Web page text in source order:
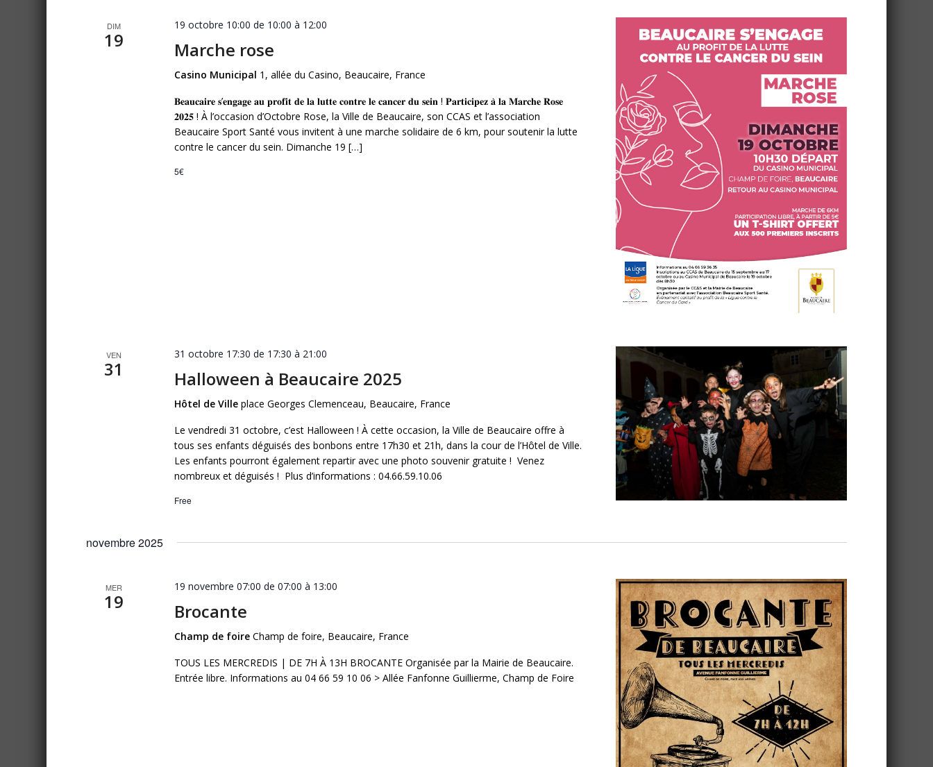
DIM
19
19 octobre 10:00 de 10:00 à 12:00
Marche rose
Casino Municipal 1, allée du Casino, Beaucaire, France
𝐁𝐞𝐚𝐮𝐜𝐚𝐢𝐫𝐞 𝐬’𝐞𝐧𝐠𝐚𝐠𝐞 𝐚𝐮 𝐩𝐫𝐨𝐟𝐢𝐭 𝐝𝐞 𝐥𝐚 𝐥𝐮𝐭𝐭𝐞 𝐜𝐨𝐧𝐭𝐫𝐞 𝐥𝐞 𝐜𝐚𝐧𝐜𝐞𝐫 𝐝𝐮 𝐬𝐞𝐢𝐧 ! 𝐏𝐚𝐫𝐭𝐢𝐜𝐢𝐩𝐞𝐳 𝐚̀ 𝐥𝐚 𝐌𝐚𝐫𝐜𝐡𝐞 𝐑𝐨𝐬𝐞
𝟐𝟎𝟐𝟓 ! À l’occasion d’Octobre Rose, la Ville de Beaucaire, son CCAS et l’association
Beaucaire Sport Santé vous invitent à une marche solidaire de 6 km, pour soutenir la lutte
contre le cancer du sein. Dimanche 19 […]
5€
VEN
31
31 octobre 17:30 de 17:30 à 21:00
Halloween à Beaucaire 2025
Hôtel de Villeplace Georges Clemenceau, Beaucaire, France
Le vendredi 31 octobre, c’est Halloween ! À cette occasion, la Ville de Beaucaire offre à
tous ses enfants déguisés des bonbons entre 17h30 et 21h, dans la cour de l’Hôtel de Ville.
Les enfants pourront également repartir avec une photo souvenir gratuite ! Venez
nombreux et déguisés ! Plus d’informations : 04.66.59.10.06
Free
novembre 2025
MER
19
19 novembre 07:00 de 07:00 à 13:00
Brocante
Champ de foireChamp de foire, Beaucaire, France
TOUS LES MERCREDIS | DE 7H À 13H BROCANTE Organisée par la Mairie de Beaucaire.
Entrée libre. Informations au 04 66 59 10 06 > Allée Fanfonne Guillierme, Champ de Foire